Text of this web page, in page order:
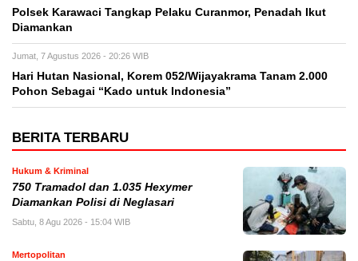
Polsek Karawaci Tangkap Pelaku Curanmor, Penadah Ikut
Diamankan
Jumat, 7 Agustus 2026 - 20:26 WIB
Hari Hutan Nasional, Korem 052/Wijayakrama Tanam 2.000
Pohon Sebagai “Kado untuk Indonesia”
BERITA TERBARU
Hukum & Kriminal
750 Tramadol dan 1.035 Hexymer
Diamankan Polisi di Neglasari
Sabtu, 8 Agu 2026 - 15:04 WIB
Mertopolitan